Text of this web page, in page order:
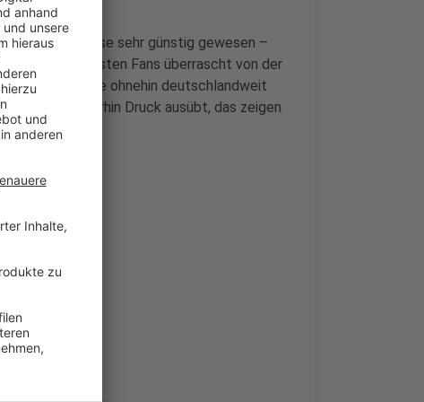
vergleichsweise sehr günstig gewesen –
die wenigsten Fans überrascht von der
gerade ohnehin deutschlandweit
weiterhin Druck ausübt, das zeigen